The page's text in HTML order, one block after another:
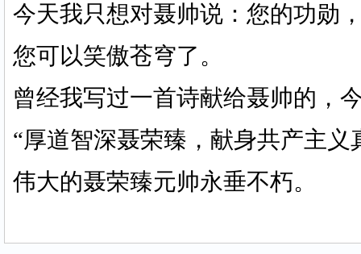
今天我只想对聂帅说：您的功勋
您可以笑傲苍穹了。
曾经我写过一首诗献给聂帅的，
“厚道智深聂荣臻，献身共产主
伟大的聂荣臻元帅永垂不朽。